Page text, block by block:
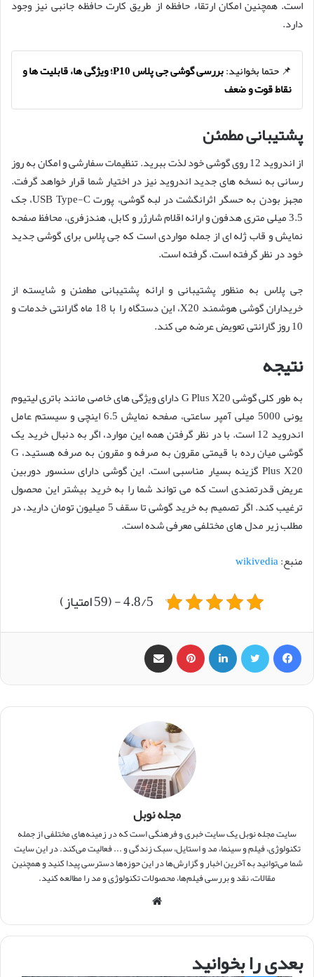
است. همچنین امکان ارتقاء حافظه از طریق کارت حافظه جانبی نیز وجود
دارد.
📌 حتما بخوانید:
بررسی گوشی جی پلاس P10؛ ویژگی ها، قابلیت ها و
نقاط قوت و ضعف
پشتیبانی مطمئن
از اندروید 12 روی گوشی خود لذت ببرید. تنظیمات سفارشی و امکان به روز
رسانی به نسخه های جدید اندروید نیز در اختیار شما قرار خواهد گرفت.
مجهز بودن به حسگر اثرانگشت در لبه گوشی، پورت USB Type-C، جک
3.5 میلی متری هدفون و ارائه اقلام شارژر و کابل، هندزفری، محافظ صفحه
نمایش و قاب ژله ای از جمله مواردی است که جی پلاس برای گوشی جدید
خود در نظر گرفته است. گرفته است.
جی پلاس به منظور پشتیبانی و ارائه پشتیبانی مطمئن و شایسته از
خریداران گوشی هوشمند X20، این دستگاه را با 18 ماه گارانتی خدمات و
10 روز گارانتی تعویض عرضه می کند.
نتیجه
به طور کلی گوشی G Plus X20 دارای ویژگی های خاصی مانند باتری لیتیوم
یونی 5000 میلی آمپر ساعتی، صفحه نمایش 6.5 اینچی و سیستم عامل
اندروید 12 است. با در نظر گرفتن همه این موارد، اگر به دنبال خرید یک
گوشی میان رده با قیمتی مقرون به صرفه و مقرون به صرفه هستید، G
Plus X20 گزینه بسیار مناسبی است. این گوشی دارای سنسور دوربین
عریض قدرتمندی است که می تواند شما را به خرید بیشتر این محصول
ترغیب کند. اگر تصمیم به خرید گوشی تا سقف 5 میلیون تومان دارید، در
مطلب زیر مدل های مختلفی معرفی شده است.
منبع:wikivedia
4.8/5 - (59 امتیاز)
‫پین‌ترست
مجله نوبل
سایت مجله نوبل یک سایت خبری و فرهنگی است که در زمینه‌های مختلفی از جمله
تکنولوژی، فیلم و سینما، مد و استایل، سبک زندگی و ... فعالیت می‌کند. در این سایت
شما می‌توانید به آخرین اخبار و گزارش‌ها در این حوزه‌ها دسترسی پیدا کنید و همچنین
مقالات، نقد و بررسی فیلم‌ها، محصولات تکنولوژی و مد را مطالعه کنید.
س
بعدی را بخوانید